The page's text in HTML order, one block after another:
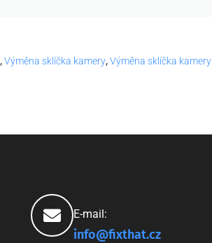
,Výměna sklíčka kamery,Výměna sklíčka kamery
E-mail:
info@fixthat.cz